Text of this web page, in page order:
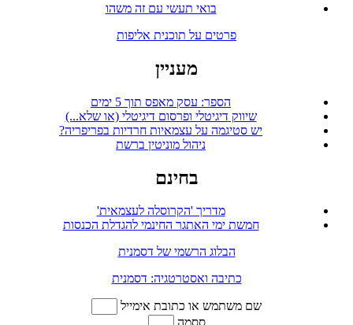
בואי תעשי עם זה משהו
פרטים על תוכנית אליפות
מעניין
הספר: עסק מאפס תוך 5 ימים
שיווק דיגיטלי ופרסום דיגיטלי (או שלא...)
יש סטיגמה על עצמאיות חרדיות בפריפריה?
ניהול מוניטין ברשת
בחינם
מדריך 'הקרוסלה לעצמאית'
חמשת ימי האתגר החינמי להגדלת הכנסות
הבלוג הרשמי של דסמנית
כתיבה ואסטרטגיה: דסמנית
שם משתמש או כתובת אימייל